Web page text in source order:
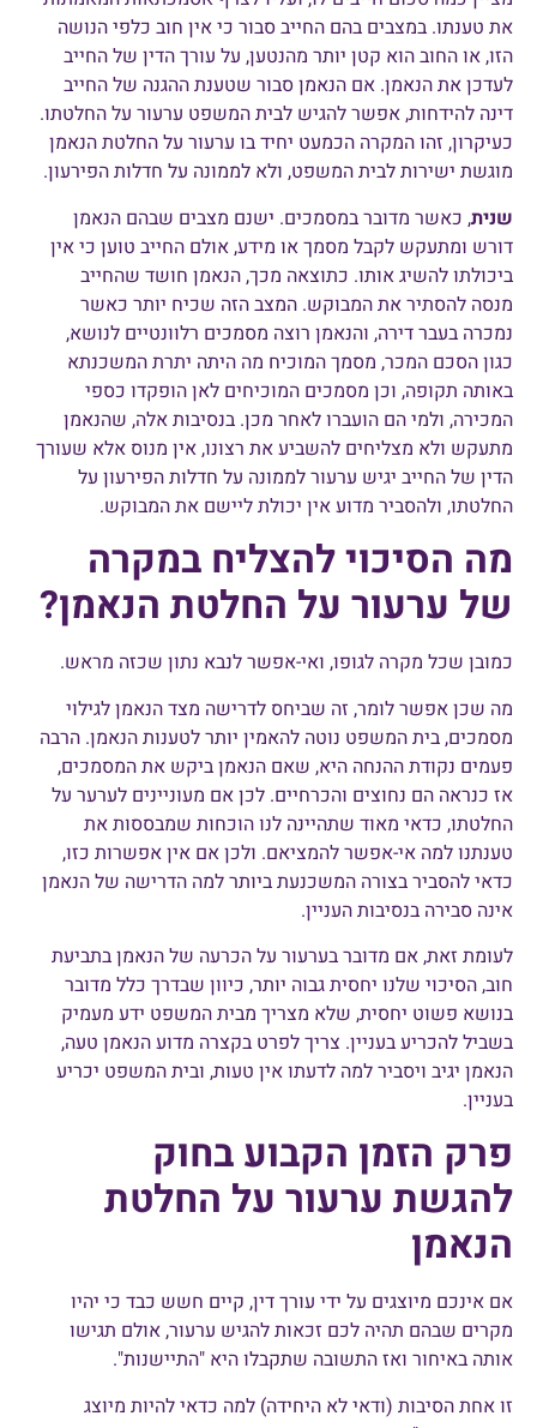
את טענתו. במצבים בהם החייב סבור כי אין חוב כלפי הנושה
הזו, או החוב הוא קטן יותר מהנטען, על עורך הדין של החייב
לעדכן את הנאמן. אם הנאמן סבור שטענת ההגנה של החייב
דינה להידחות, אפשר להגיש לבית המשפט ערעור על החלטתו.
כעיקרון, זהו המקרה הכמעט יחיד בו ערעור על החלטת הנאמן
מוגשת ישירות לבית המשפט, ולא לממונה על חדלות הפירעון.
שנית, כאשר מדובר במסמכים. ישנם מצבים שבהם הנאמן
דורש ומתעקש לקבל מסמך או מידע, אולם החייב טוען כי אין
ביכולתו להשיג אותו. כתוצאה מכך, הנאמן חושד שהחייב
מנסה להסתיר את המבוקש. המצב הזה שכיח יותר כאשר
נמכרה בעבר דירה, והנאמן רוצה מסמכים רלוונטיים לנושא,
כגון הסכם המכר, מסמך המוכיח מה היתה יתרת המשכנתא
באותה תקופה, וכן מסמכים המוכיחים לאן הופקדו כספי
המכירה, ולמי הם הועברו לאחר מכן. בנסיבות אלה, שהנאמן
מתעקש ולא מצליחים להשביע את רצונו, אין מנוס אלא שעורך
הדין של החייב יגיש ערעור לממונה על חדלות הפירעון על
החלטתו, ולהסביר מדוע אין יכולת ליישם את המבוקש.
מה הסיכוי להצליח במקרה
של ערעור על החלטת הנאמן?
כמובן שכל מקרה לגופו, ואי-אפשר לנבא נתון שכזה מראש.
מה שכן אפשר לומר, זה שביחס לדרישה מצד הנאמן לגילוי
מסמכים, בית המשפט נוטה להאמין יותר לטענות הנאמן. הרבה
פעמים נקודת ההנחה היא, שאם הנאמן ביקש את המסמכים,
אז כנראה הם נחוצים והכרחיים. לכן אם מעוניינים לערער על
החלטתו, כדאי מאוד שתהיינה לנו הוכחות שמבססות את
טענתנו למה אי-אפשר להמציאם. ולכן אם אין אפשרות כזו,
כדאי להסביר בצורה המשכנעת ביותר למה הדרישה של הנאמן
אינה סבירה בנסיבות העניין.
לעומת זאת, אם מדובר בערעור על הכרעה של הנאמן בתביעת
חוב, הסיכוי שלנו יחסית גבוה יותר, כיוון שבדרך כלל מדובר
בנושא פשוט יחסית, שלא מצריך מבית המשפט ידע מעמיק
בשביל להכריע בעניין. צריך לפרט בקצרה מדוע הנאמן טעה,
הנאמן יגיב ויסביר למה לדעתו אין טעות, ובית המשפט יכריע
בעניין.
פרק הזמן הקבוע בחוק
להגשת ערעור על החלטת
הנאמן
אם אינכם מיוצגים על ידי עורך דין, קיים חשש כבד כי יהיו
מקרים שבהם תהיה לכם זכאות להגיש ערעור, אולם תגישו
אותה באיחור ואז התשובה שתקבלו היא "התיישנות".
זו אחת הסיבות (ודאי לא היחידה) למה כדאי להיות מיוצג